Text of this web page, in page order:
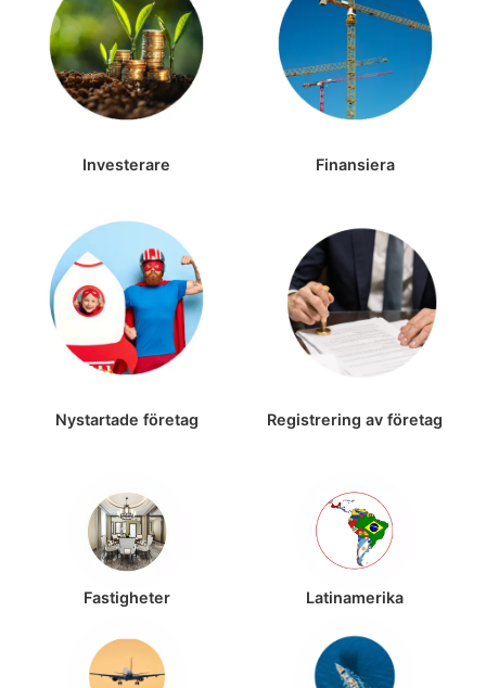
Investerare Finansiera
Nystartade företag Registrering av företag
Fastigheter Latinamerika